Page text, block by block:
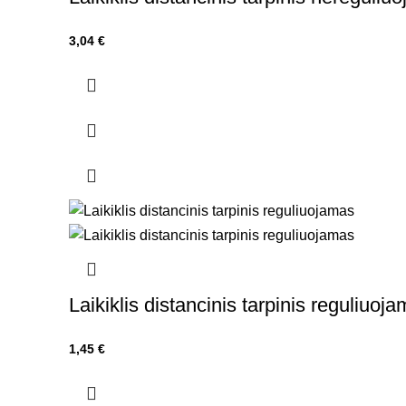
3,04 €
Laikiklis distancinis tarpinis
1,45 €